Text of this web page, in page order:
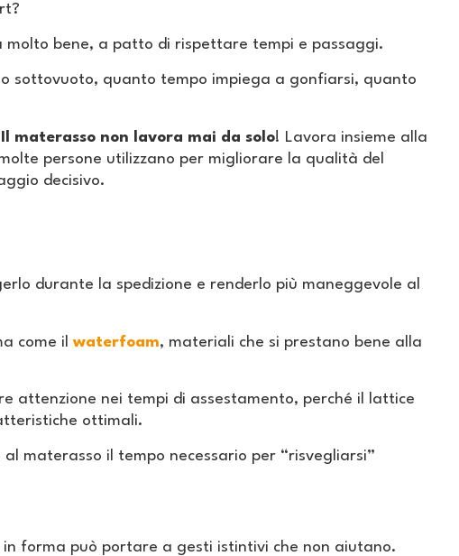
molto bene, a patto di rispettare tempi e passaggi.
sottovuoto, quanto tempo impiega a gonfiarsi, quanto
Il materasso non lavora mai da solo! Lavora insieme alla
persone utilizzano per migliorare la qualità del
decisivo.
durante la spedizione e renderlo più maneggevole al
come ilwaterfoam, materiali che si prestano bene alla
attenzione nei tempi di assestamento, perché il lattice
ottimali.
materasso il tempo necessario per “risvegliarsi”
forma può portare a gesti istintivi che non aiutano.